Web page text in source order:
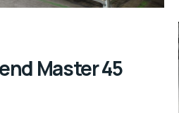
Master 45